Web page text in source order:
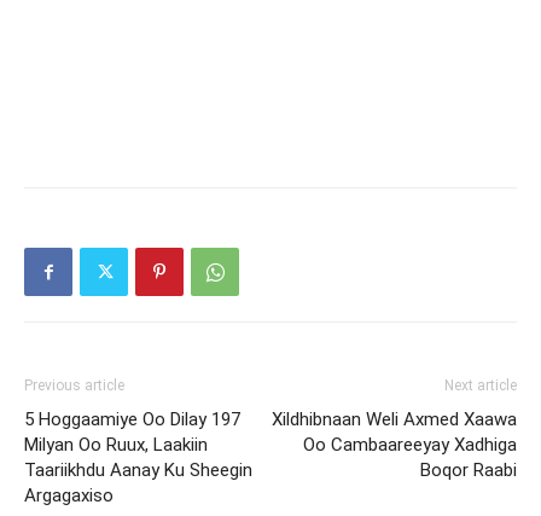
Previous article
5 Hoggaamiye Oo Dilay 197
Milyan Oo Ruux, Laakiin
Taariikhdu Aanay Ku Sheegin
Argagaxiso
Next article
Xildhibnaan Weli Axmed Xaawa
Oo Cambaareeyay Xadhiga
Boqor Raabi